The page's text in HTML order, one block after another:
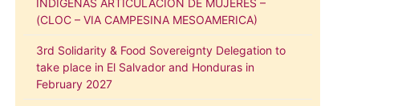
(CLOC – VIA CAMPESINA MESOAMERICA)
3rd Solidarity & Food Sovereignty Delegation to
take place in El Salvador and Honduras in
February 2027